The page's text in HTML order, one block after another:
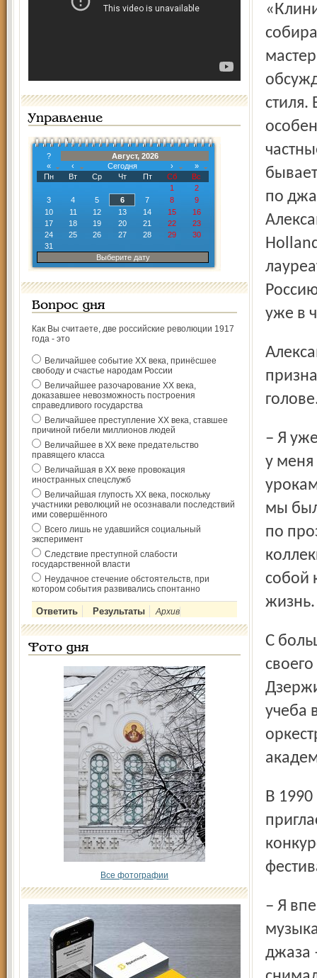
Управление
?
Август, 2026
«
‹ Сегодня ›
»
Пн
Вт Ср Чт Пт Сб
Вс
1
2
3
4 5 6 7 8
9
10
11 12 13 14 15
16
17
18 19 20 21 22
23
24
25 26 27 28 29
30
31
Выберите дату
Вопрос дня
Как Вы считаете, две российские революции 1917
года - это
Величайшее событие ХХ века, принёсшее
свободу и счастье народам России
Величайшее разочарование ХХ века,
доказавшее невозможность построения
справедливого государства
Величайшее преступление ХХ века, ставшее
причиной гибели миллионов людей
Величайшее в ХХ веке предательство
правящего класса
Величайшая в ХХ веке провокация
иностранных спецслужб
Величайшая глупость ХХ века, поскольку
участники революций не осознавали последствий
ими совершённого
Всего лишь не удавшийся социальный
эксперимент
Следствие преступной слабости
государственной власти
Неудачное стечение обстоятельств, при
котором события развивались спонтанно
Архив
Фото дня
Все фотографии
«Клиникой» в Америке называют семинары, когда
стиля.
по
уже в
Александр учился в школе № 11 в Брагине и, по его
– Я уже тогда разрывался между духовым оркестром, где
у меня
мы
по
собой
жизнь.
С большой благодарностью вспоминает музыкант и
учеба
В 1990 году ансамбль студентов профессора Осейчука
– Я впервые там встретил такое количество близких по
джаза